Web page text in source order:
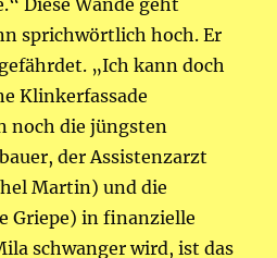
Diese Wände geht
sprichwörtlich hoch. Er
„Ich kann doch
Klinkerfassade
noch die jüngsten
der Assistenzarzt
Martin) und die
Griepe) in finanzielle
schwanger wird, ist das